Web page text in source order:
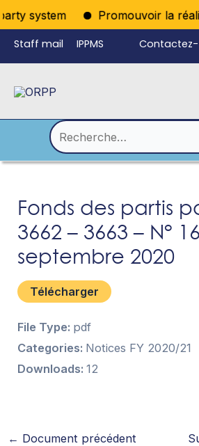
system Promouvoir la
Aller
au
contenu
Staff mail IPPMS Contactez-
Rechercher :
Fonds des partis
3662 – 3663 – N°
septembre 2020
Télécharger
File Type: pdf
Categories: Notices FY 2020/21
Downloads:12
← Document précédent